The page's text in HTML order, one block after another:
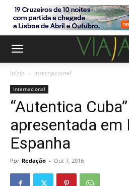
Início Internacional
Internacional
“Autentica Cuba”
apresentada em
Espanha
Por Redação - Out 7, 2016